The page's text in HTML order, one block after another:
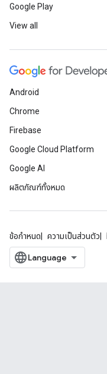
Google Play
View all
Android
Chrome
Firebase
Google Cloud Platform
Google AI
ผลิตภัณฑ์ทั้งหมด
ข้อกำหนด ความเป็นส่วนตัว